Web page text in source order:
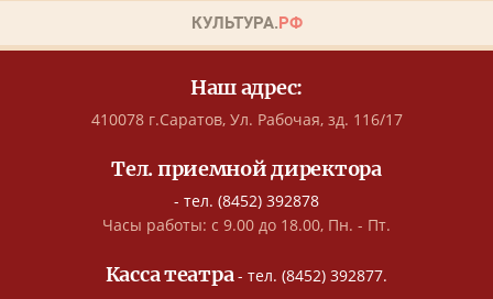
Наш адрес:
410078 г.Саратов, Ул. Рабочая, зд. 116/17
Тел. приемной директора
- тел. (8452) 392878
Часы работы: с 9.00 до 18.00, Пн. - Пт.
Касса театра- тел. (8452) 392877.